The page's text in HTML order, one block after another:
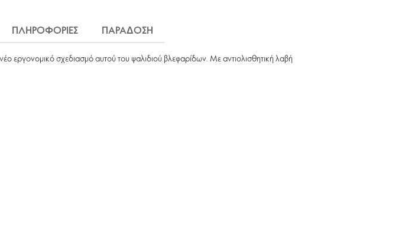
ΠΛΗΡΟΦΟΡΙΕΣ ΠΑΡΑΔΟΣΗ
εργονομικό σχεδιασμό αυτού του ψαλιδιού βλεφαρίδων. Με αντιολισθητική λαβή